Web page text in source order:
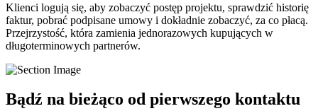
Klienci logują się, aby zobaczyć postęp projektu, sprawdzić historię
faktur, pobrać podpisane umowy i dokładnie zobaczyć, za co płacą.
Przejrzystość, która zamienia jednorazowych kupujących w
długoterminowych partnerów.
Bądź na bieżąco od pierwszego kontaktu